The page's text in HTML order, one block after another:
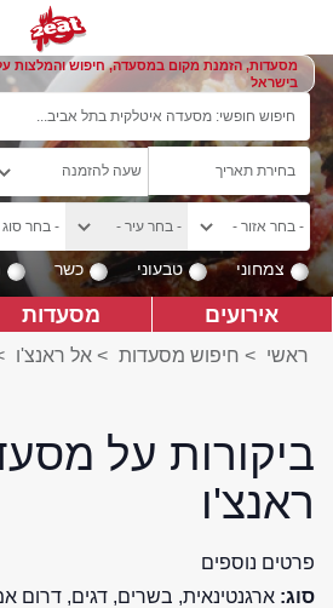
מסעדות, הזמנת מקום במסעדה, חיפוש והמלצות
בישראל
צמחוני טבעוני כשר
אירועים מסעדות
ראשי > חיפוש מסעדות > אל ראנצ'ו
ביקורות על
ראנצ'ו
פרטים נוספים
סוג: ארגנטינאית, בשרים, דגים, דרום